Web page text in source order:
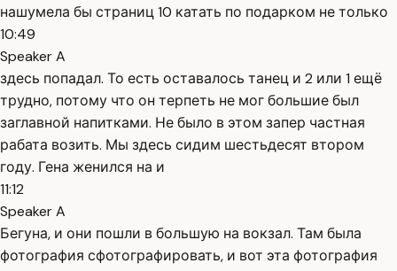
нашумела бы страниц 10 катать по подарком не только
10:49
Speaker A
здесь попадал. То есть оставалось танец и 2 или 1 ещё
трудно, потому что он терпеть не мог большие был
заглавной напитками. Не было в этом запер частная
рабата возить. Мы здесь сидим шестьдесят втором
году. Гена женился на и
11:12
Speaker A
Бегуна, и они пошли в большую на вокзал. Там была
фотография сфотографировать, и вот эта фотография